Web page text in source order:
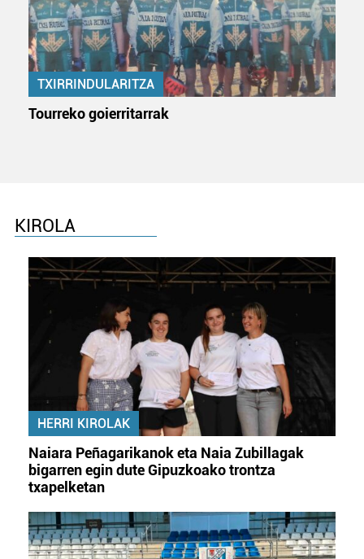
TXIRRINDULARITZA
Tourreko goierritarrak
KIROLA
HERRI KIROLAK
Naiara Peñagarikanok eta Naia Zubillagak
bigarren egin dute Gipuzkoako trontza
txapelketan